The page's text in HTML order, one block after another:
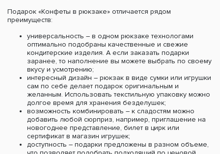
Подарок «Конфеты в рюкзаке» отличается рядом
преимуществ:
универсальность – в одном рюкзаке технологами
оптимально подобраны качественные и свежие
кондитерские изделия. А если заказать подарки
заранее, то наполнение вы можете выбрать по своему
вкусу и усмотрению;
интересный дизайн – рюкзак в виде сумки или игрушки
сам по себе делает подарок оригинальным и
желанным. Использовать текстильную упаковку можно
долгое время для хранения безделушек;
возможность комбинировать – к сладостям можно
добавить любой сюрприз, например, приглашение на
новогоднее представление, билет в цирк или
сертификат в магазин игрушек;
доступность – подарки предложены в разном объеме,